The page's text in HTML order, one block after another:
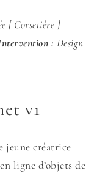
[ Corsetière ]
: Design
v1
jeune créatrice
ligne d’objets de